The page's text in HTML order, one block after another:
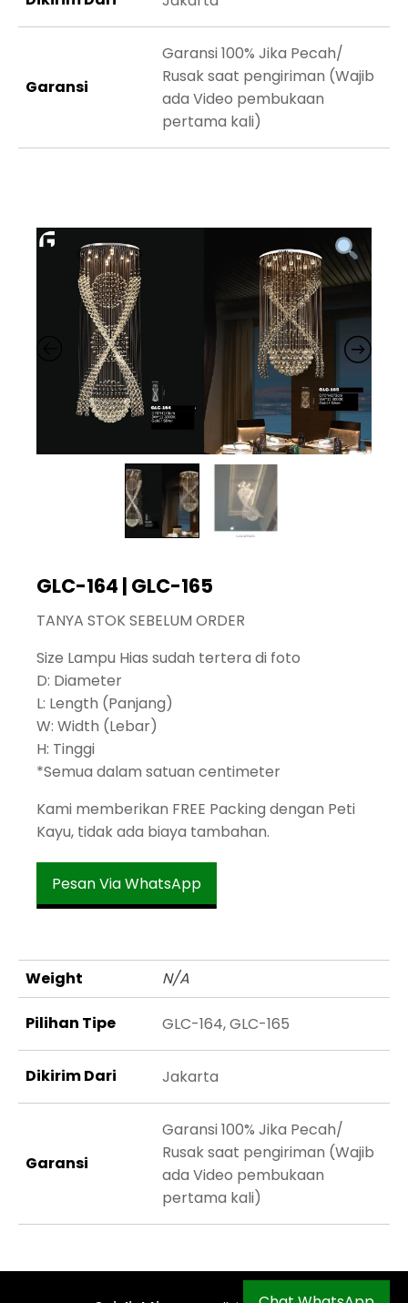
Garansi
Garansi 100% Jika Pecah/
Rusak saat pengiriman (Wajib
ada Video pembukaan
pertama kali)
GLC-164 | GLC-165
TANYA STOK SEBELUM ORDER
Size Lampu Hias sudah tertera di foto
D: Diameter
L: Length (Panjang)
W: Width (Lebar)
H: Tinggi
*Semua dalam satuan centimeter
Kami memberikan FREE Packing dengan Peti
Kayu, tidak ada biaya tambahan.
Pesan Via WhatsApp
Weight N/A
Pilihan Tipe GLC-164, GLC-165
Dikirim Dari Jakarta
Garansi
Garansi 100% Jika Pecah/
Rusak saat pengiriman (Wajib
ada Video pembukaan
pertama kali)